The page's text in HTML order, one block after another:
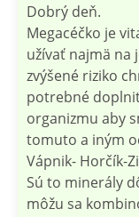
Dobrý deň.
Megacéčko je
užívať najmä na
zvýšené riziko
potrebné
organizmu aby
tomuto a iným
Vápnik- Horčík-
Sú to minerály
môžu sa